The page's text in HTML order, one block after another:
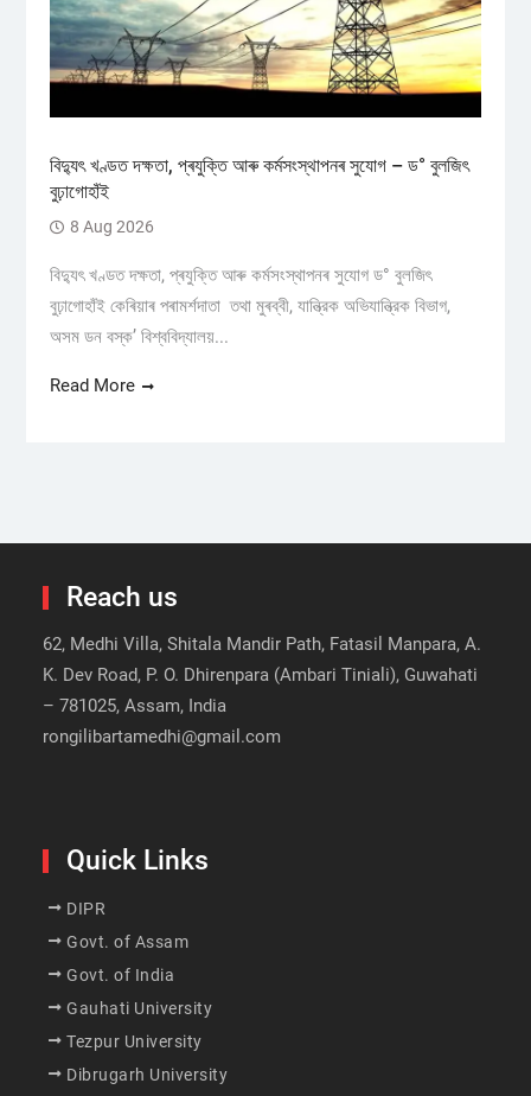
বিদ্যুৎ খণ্ডত দক্ষতা, প্ৰযুক্তি আৰু কৰ্মসংস্থাপনৰ সুযোগ – ড° বুলজিৎ
বুঢ়াগোহাঁই
8 Aug 2026
বিদ্যুৎ খণ্ডত দক্ষতা, প্ৰযুক্তি আৰু কৰ্মসংস্থাপনৰ সুযোগ ড° বুলজিৎ
বুঢ়াগোহাঁই কেৰিয়াৰ পৰামৰ্শদাতা তথা মুৰব্বী, যান্ত্রিক অভিযান্ত্রিক বিভাগ,
অসম ডন বস্ক’ বিশ্ববিদ্যালয়...
Read More
Reach us
62, Medhi Villa, Shitala Mandir Path, Fatasil Manpara, A.
K. Dev Road, P. O. Dhirenpara (Ambari Tiniali), Guwahati
– 781025, Assam, India
rongilibartamedhi@gmail.com
Quick Links
DIPR
Govt. of Assam
Govt. of India
Gauhati University
Tezpur University
Dibrugarh University